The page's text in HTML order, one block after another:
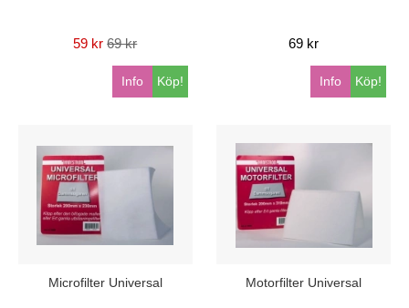
59 kr 69 kr
Köp!
Info
69 kr
Köp!
Info
Microfilter Universal Motorfilter Universal